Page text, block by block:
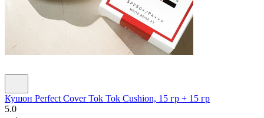
Кушон Perfect Cover Tok Tok Cushion, 15 гр + 15 гр
5.0